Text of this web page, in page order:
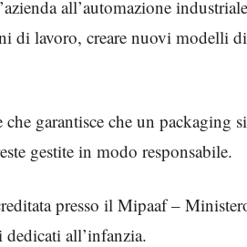
all’automazione
di lavoro, creare nuovi modelli
garantisce che un packaging
gestite in modo responsabile.
presso il Mipaaf –
all’infanzia.